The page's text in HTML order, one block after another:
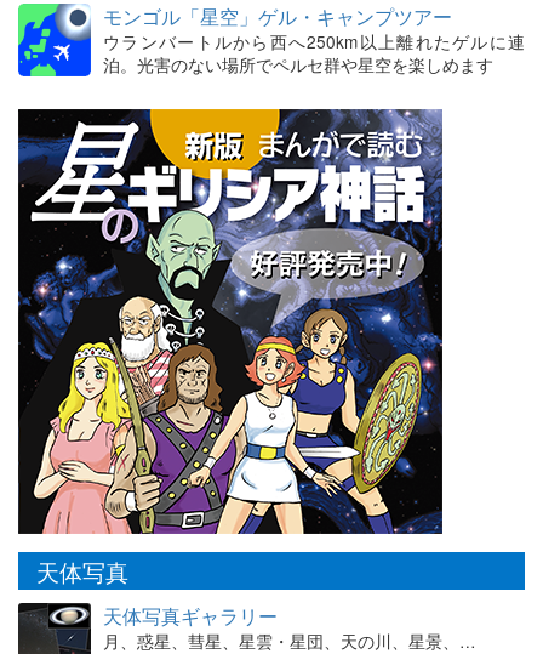
モンゴル「星空」ゲル・キャンプツアー
ウランバートルから西へ250km以上離れたゲルに連
泊。光害のない場所でペルセ群や星空を楽しめます
天体写真
天体写真ギャラリー
月、惑星、彗星、星雲・星団、天の川、星景、…